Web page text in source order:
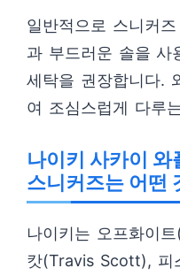
일반적으로 스니커
과 부드러운 솔을 사
세탁을 권장합니다.
여 조심스럽게 다루
나이키 사카이 와
스니커즈는 어떤
나이키는 오프화이
캇(Travis Scott), 피